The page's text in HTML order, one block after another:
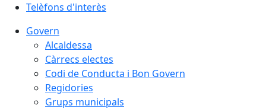
Telèfons d'interès
Govern
Alcaldessa
Càrrecs electes
Codi de Conducta i Bon Govern
Regidories
Grups municipals